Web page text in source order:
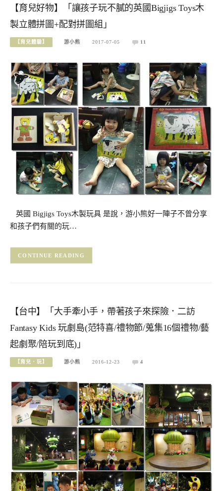
【育兒好物】「讓孩子玩不膩的英國Bigjigs Toys木
製立體拼圖+配對拼圖組」
【育兒體驗】 游小熊 2017-07-05 11
英國 Bigjigs Toys木製玩具 是說，游小熊好一陣子不曾分享
和孩子們有關的玩…
CONTINUE READING
【台中】「大手牽小手，帶著孩子來探險．二訪
Fantasy Kids 玩劇島(范特喜/禮物節/蒐集16個禮物/藝
起劇聚/陪玩到底)」
【育兒．玩】 游小熊 2016-12-23 4